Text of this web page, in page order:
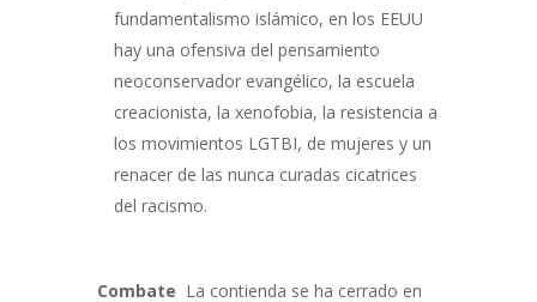
fundamentalismo islámico, en los EEUU
hay una ofensiva del pensamiento
neoconservador evangélico, la escuela
creacionista, la xenofobia, la resistencia a
los movimientos LGTBI, de mujeres y un
renacer de las nunca curadas cicatrices
del racismo.
Combate La contienda se ha cerrado en